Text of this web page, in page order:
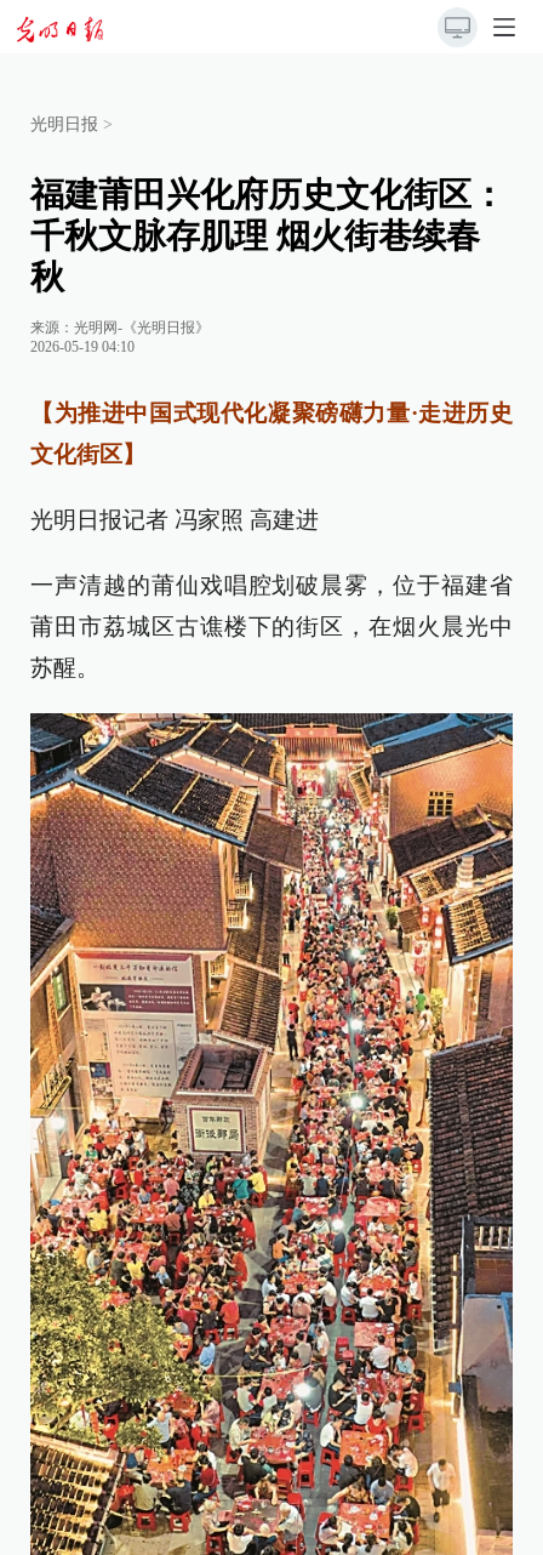
光明日报 >
福建莆田兴化府历史文化街区：
千秋文脉存肌理 烟火街巷续春
秋
来源： 光明网-《光明日报》
2026-05-19 04:10
【为推进中国式现代化凝聚磅礴力量·走进历史
文化街区】
光明日报记者 冯家照 高建进
一声清越的莆仙戏唱腔划破晨雾，位于福建省
莆田市荔城区古谯楼下的街区，在烟火晨光中
苏醒。